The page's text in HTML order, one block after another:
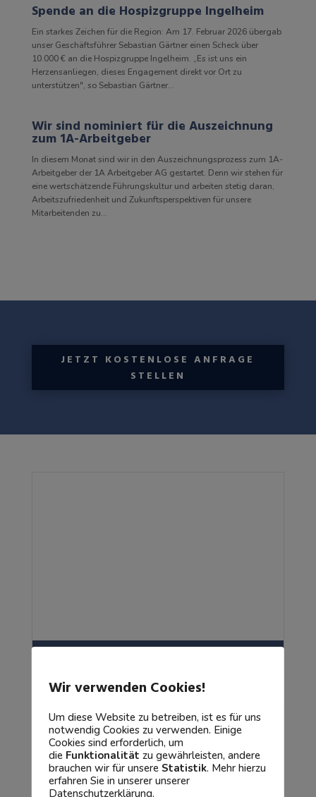
Spende an die Hospizgruppe Ingelheim
Ein starkes Zeichen für die Region: Am 17. Februar 2026 übergab
unser Geschäftsführer Sebastian Gärtner einen Scheck über
10.000 € an die Hospizgruppe Ingelheim. „Es ist uns ein
Herzensanliegen, dieses Engagement direkt vor Ort zu
unterstützen", so Sebastian Gärtner...
Wir sind nominiert für die Auszeichnung
zum 1A-Arbeitgeber
In diesem Monat sind wir in den Auszeichnungsprozess zum 1A-
Arbeitgeber der 1A Arbeitgeber AG gestartet. Denn wir stehen für
eine wertschätzende Führungskultur und arbeiten stetig daran,
Arbeitszufriedenheit und Zukunftsperspektiven für unsere
Mitarbeitenden zu...
JETZT KOSTENLOSE ANFRAGE
STELLEN
Elektrotechnik
Wir verwenden Cookies!
Um diese Website zu betreiben, ist es für uns
notwendig Cookies zu verwenden. Einige
Cookies sind erforderlich, um
die Funktionalität zu gewährleisten, andere
brauchen wir für unsere Statistik. Mehr hierzu
erfahren Sie in unserer unserer
Datenschutzerklärung.